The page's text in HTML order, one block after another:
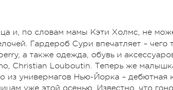
и, по словам мамы Кэти Холмс, не
Гардероб Сури впечатляет – чего
а также одежда, обувь и
Christian Louboutin. Теперь же
из универмагов Нью-Йорка – дебютная
уже этой осенью. Известно, что